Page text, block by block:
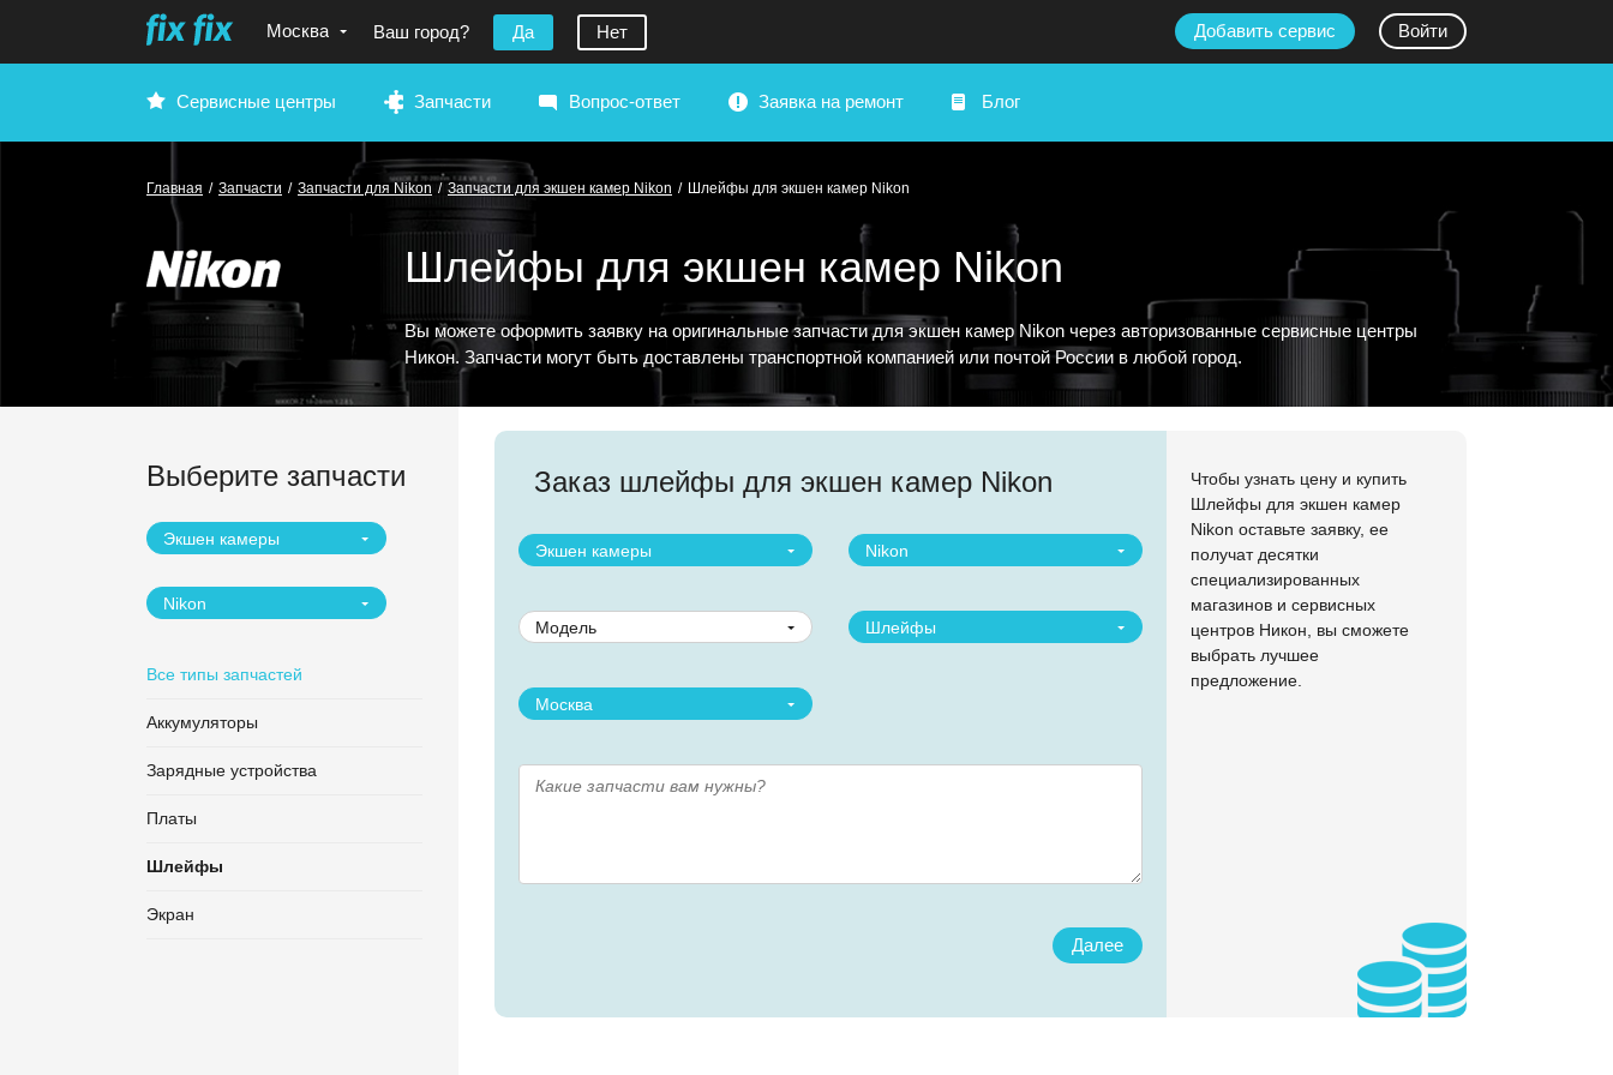
Москва Ваш город? Да Нет Добавить сервис Войти
Сервисные центры Запчасти Вопрос-ответ Заявка на ремонт Блог
Главная / Запчасти / Запчасти для Nikon / Запчасти для экшен камер Nikon / Шлейфы для экшен камер Nikon
Шлейфы для экшен камер Nikon
Вы можете оформить заявку на оригинальные запчасти для экшен камер Nikon через авторизованные сервисные центры
Никон. Запчасти могут быть доставлены транспортной компанией или почтой России в любой город.
Выберите запчасти
Экшен камеры
Nikon
Все типы запчастей
Аккумуляторы
Зарядные устройства
Платы
Шлейфы
Экран
Заказ шлейфы для экшен камер Nikon
Экшен камеры Nikon
Модель Шлейфы
Москва
Далее
Чтобы узнать цену и купить
Шлейфы для экшен камер
Nikon оставьте заявку, ее
получат десятки
специализированных
магазинов и сервисных
центров Никон, вы сможете
выбрать лучшее
предложение.